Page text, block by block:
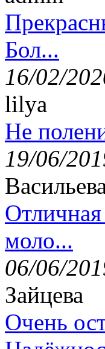
Бол...
16/02/
lilya
Не
19/06/
моло...
06/06/
Зайцева
Очень